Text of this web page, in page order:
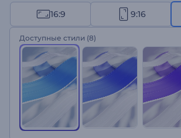
или продукт потенциальным клиентам.
введите слоган и подождите несколько
профессиональное видеозаставку.
продвижения бренда, презентаций новых
презентации продуктов и многих других
Попробуйте прямо сейчас!
16:9 9:16
Доступные стили (8)